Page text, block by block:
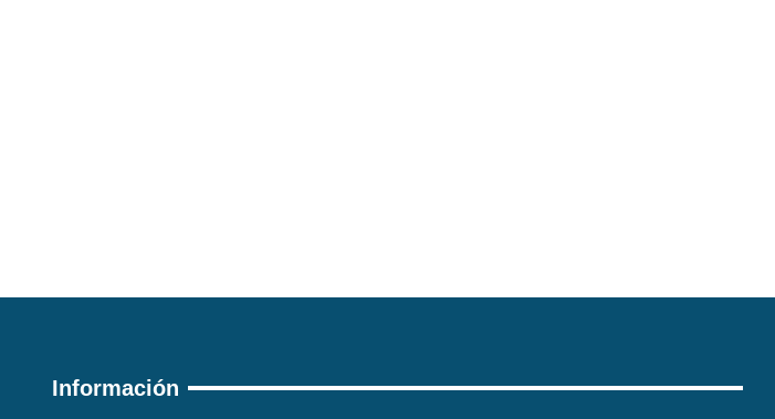
Información